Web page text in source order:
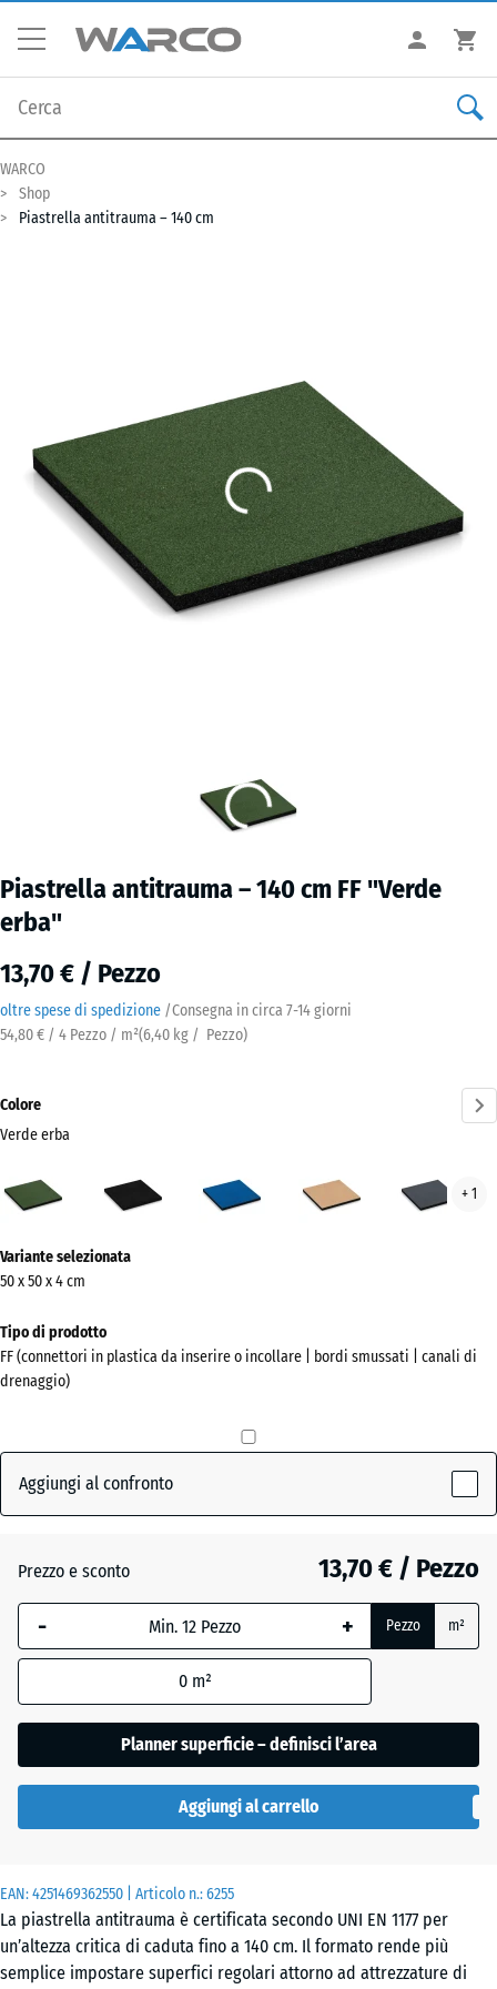
WARCO
Shop
Piastrella antitrauma – 140 cm
Piastrella antitrauma – 140 cm FF "Verde
erba"
13,70 € / Pezzo
oltre spese di spedizione /Consegna in circa 7-14 giorni
54,80 € / 4 Pezzo / m²(6,40 kg / Pezzo)
EAN:4251469362550 | Articolo n.:6255
La piastrella antitrauma è certificata secondo UNI EN 1177 per
un’altezza critica di caduta fino a 140 cm. Il formato rende più
semplice impostare superfici regolari attorno ad attrezzature di
Colore
Verde erba
sabbia
+ 1
informazioni
sui
colori?
Mostra
la
Verde
erba(active)
cielo
Beige
Grigio
ardesia
+ 1,80 €
Variante selezionata
50 x 50 x 4 cm
Tipo di prodotto
FF (connettori in plastica da inserire o incollare | bordi smussati | canali di
drenaggio)
Aggiungi al confronto
Prezzo e sconto 13,70 € / Pezzo
- + Pezzo m²
0 m²
Planner superficie – definisci l’area
Aggiungi al carrello